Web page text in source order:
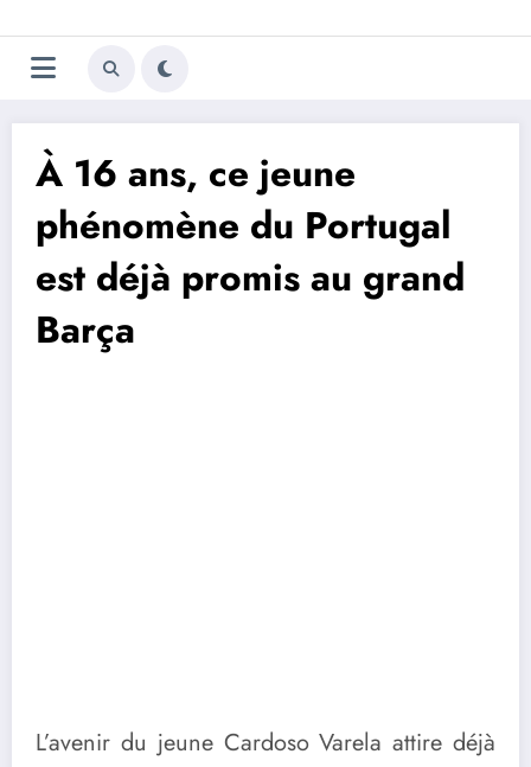
au
contenu
Trivela
L'actualité du football
À 16 ans, ce jeune
phénomène du Portugal
est déjà promis au grand
Barça
L’avenir du jeune Cardoso Varela attire déjà